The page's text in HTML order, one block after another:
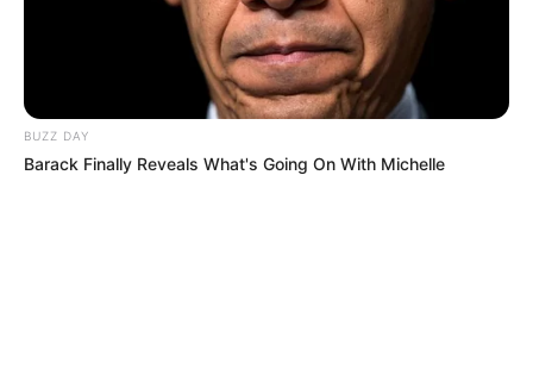
BUZZ DAY
Barack Finally Reveals What's Going On With Michelle